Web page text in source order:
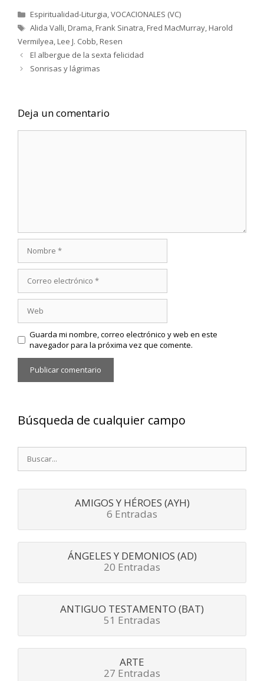
Categorías
Espiritualidad-Liturgia,VOCACIONALES (VC)
Etiquetas
Alida Valli,Drama,Frank Sinatra,Fred MacMurray,Harold
Vermilyea,Lee J. Cobb,Resen
El albergue de la sexta felicidad
Sonrisas y lágrimas
Deja un comentario
electrónico
Guarda mi nombre, correo electrónico y web en este
navegador para la próxima vez que comente.
Búsqueda de cualquier campo
Buscar:
AMIGOS Y HÉROES (AYH)
6 Entradas
ÁNGELES Y DEMONIOS (AD)
20 Entradas
ANTIGUO TESTAMENTO (BAT)
51 Entradas
ARTE
27 Entradas